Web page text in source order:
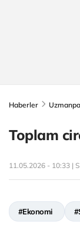
Haberler
Toplam
11.05.2026 - 10:33 |
#Ekonomi